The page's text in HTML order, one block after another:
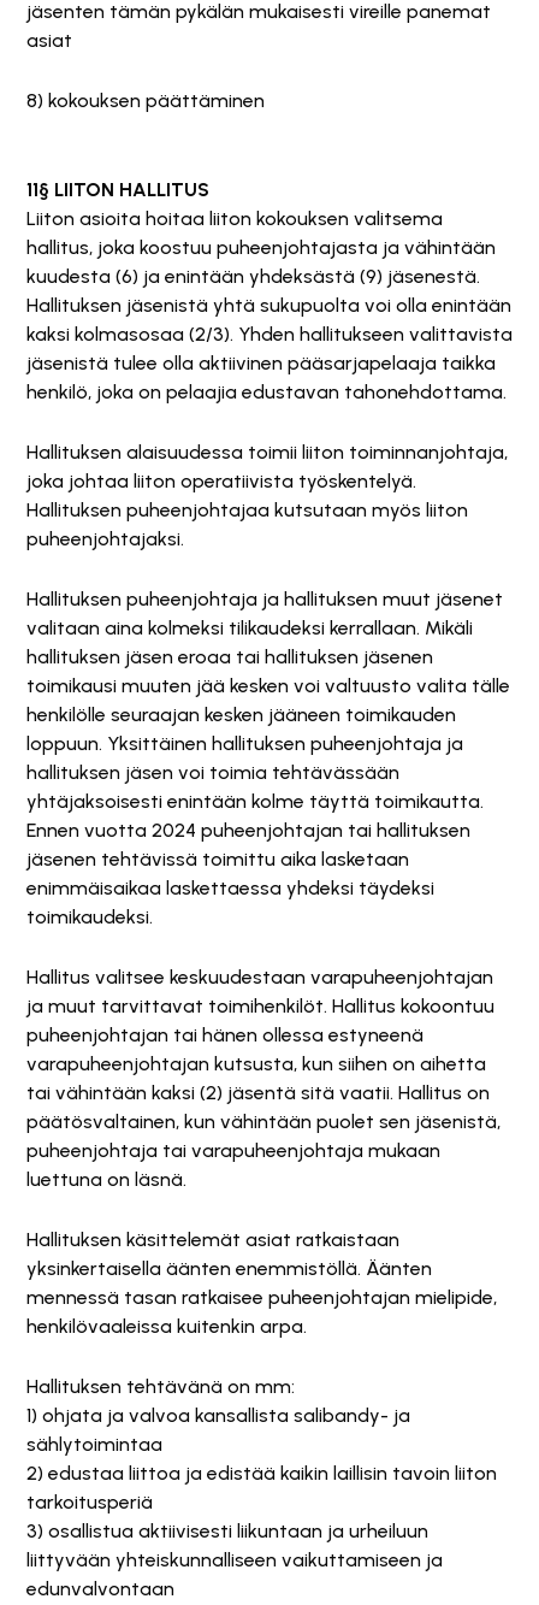
jäsenten tämän pykälän mukaisesti vireille panemat
asiat
8) kokouksen päättäminen
11§ LIITON HALLITUS
Liiton asioita hoitaa liiton kokouksen valitsema
hallitus, joka koostuu puheenjohtajasta ja vähintään
kuudesta (6) ja enintään yhdeksästä (9) jäsenestä.
Hallituksen jäsenistä yhtä sukupuolta voi olla enintään
kaksi kolmasosaa (2/3). Yhden hallitukseen valittavista
jäsenistä tulee olla aktiivinen pääsarjapelaaja taikka
henkilö, joka on pelaajia edustavan tahonehdottama.
Hallituksen alaisuudessa toimii liiton toiminnanjohtaja,
joka johtaa liiton operatiivista työskentelyä.
Hallituksen puheenjohtajaa kutsutaan myös liiton
puheenjohtajaksi.
Hallituksen puheenjohtaja ja hallituksen muut jäsenet
valitaan aina kolmeksi tilikaudeksi kerrallaan. Mikäli
hallituksen jäsen eroaa tai hallituksen jäsenen
toimikausi muuten jää kesken voi valtuusto valita tälle
henkilölle seuraajan kesken jääneen toimikauden
loppuun. Yksittäinen hallituksen puheenjohtaja ja
hallituksen jäsen voi toimia tehtävässään
yhtäjaksoisesti enintään kolme täyttä toimikautta.
Ennen vuotta 2024 puheenjohtajan tai hallituksen
jäsenen tehtävissä toimittu aika lasketaan
enimmäisaikaa laskettaessa yhdeksi täydeksi
toimikaudeksi.
Hallitus valitsee keskuudestaan varapuheenjohtajan
ja muut tarvittavat toimihenkilöt. Hallitus kokoontuu
puheenjohtajan tai hänen ollessa estyneenä
varapuheenjohtajan kutsusta, kun siihen on aihetta
tai vähintään kaksi (2) jäsentä sitä vaatii. Hallitus on
päätösvaltainen, kun vähintään puolet sen jäsenistä,
puheenjohtaja tai varapuheenjohtaja mukaan
luettuna on läsnä.
Hallituksen käsittelemät asiat ratkaistaan
yksinkertaisella äänten enemmistöllä. Äänten
mennessä tasan ratkaisee puheenjohtajan mielipide,
henkilövaaleissa kuitenkin arpa.
Hallituksen tehtävänä on mm:
1) ohjata ja valvoa kansallista salibandy- ja
sählytoimintaa
2) edustaa liittoa ja edistää kaikin laillisin tavoin liiton
tarkoitusperiä
3) osallistua aktiivisesti liikuntaan ja urheiluun
liittyvään yhteiskunnalliseen vaikuttamiseen ja
edunvalvontaan